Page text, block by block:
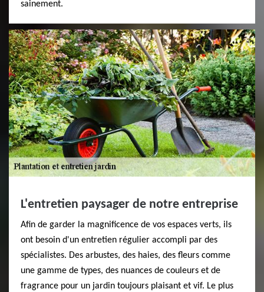
sainement.
L'entretien paysager de notre entreprise
Afin de garder la magnificence de vos espaces verts, ils
ont besoin d'un entretien régulier accompli par des
spécialistes. Des arbustes, des haies, des fleurs comme
une gamme de types, des nuances de couleurs et de
fragrance pour un jardin toujours plaisant et vif. Le plus